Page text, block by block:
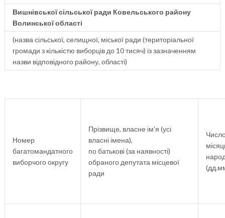
Вишнівської сільської ради Ковельського району
Волинської області
(назва сільської, селищної, міської ради (територіальної
громади з кількістю виборців до 10 тисяч) із зазначенням
назви відповідного району, області)
Номер
багатомандатного
виборчого округу
Прізвище, власне ім’я (усі
власні імена),
по батькові (за наявності)
обраного депутата місцевої
ради